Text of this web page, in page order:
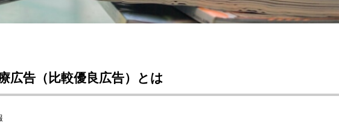
告（比較優良広告）とは